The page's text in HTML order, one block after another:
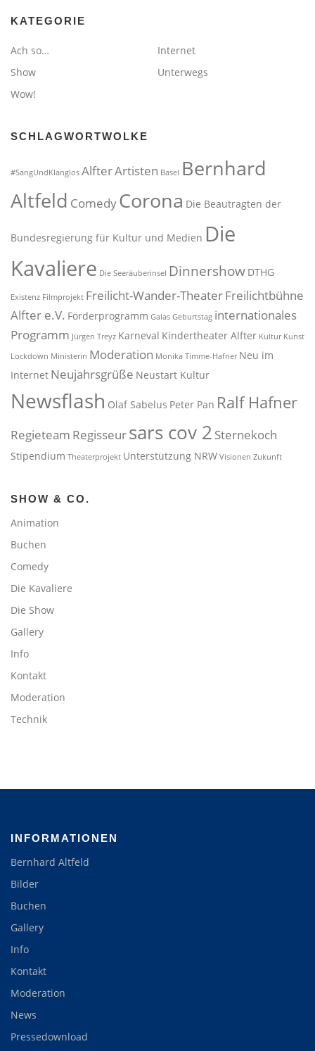
KATEGORIE
Ach so…
Internet
Show
Unterwegs
Wow!
SCHLAGWORTWOLKE
#SangUndKlanglos AlfterArtisten Basel Bernhard
Altfeld ComedyCorona Die Beautragten der
Bundesregierung für Kultur und Medien Die
Kavaliere Die Seeräuberinsel Dinnershow DTHG
Existenz Filmprojekt Freilicht-Wander-TheaterFreilichtbühne
Alfter e.V. Förderprogramm Galas Geburtstag internationales
Programm Jürgen Treyz Karneval Kindertheater Alfter Kultur Kunst
Lockdown Ministerin Moderation Monika Timme-Hafner Neu im
Internet Neujahrsgrüße Neustart Kultur
Newsflash Olaf Sabelus Peter Pan Ralf Hafner
Regieteam Regisseursars cov 2 Sternekoch
Stipendium Theaterprojekt Unterstützung NRW Visionen Zukunft
SHOW & CO.
Animation
Buchen
Comedy
Die Kavaliere
Die Show
Gallery
Info
Kontakt
Moderation
Technik
INFORMATIONEN
Bernhard Altfeld
Bilder
Buchen
Gallery
Info
Kontakt
Moderation
News
Pressedownload